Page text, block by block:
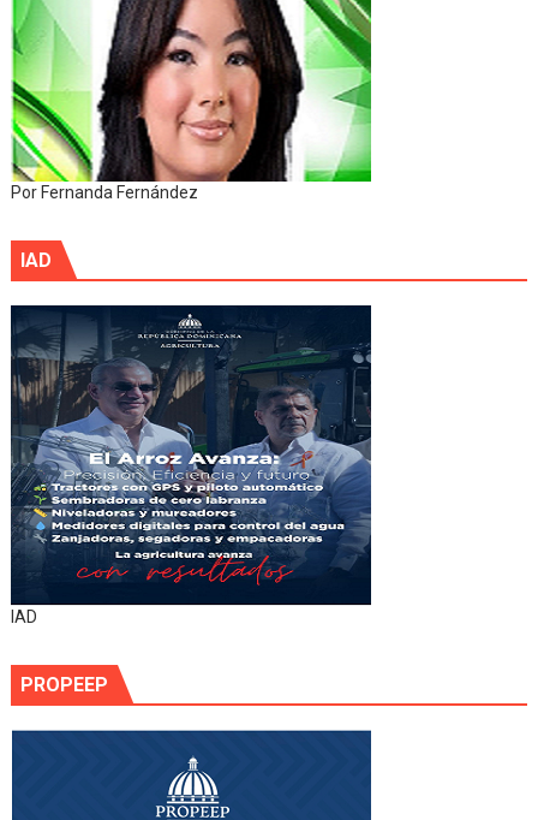
Por Fernanda Fernández
IAD
IAD
PROPEEP